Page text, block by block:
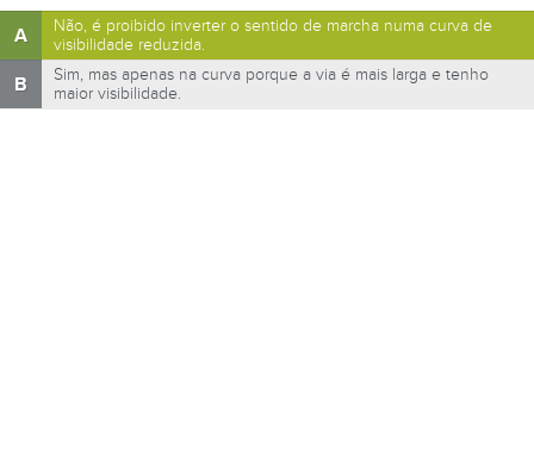
A
Não, é proibido inverter o sentido de marcha numa curva de
visibilidade reduzida.
B
Sim, mas apenas na curva porque a via é mais larga e tenho
maior visibilidade.